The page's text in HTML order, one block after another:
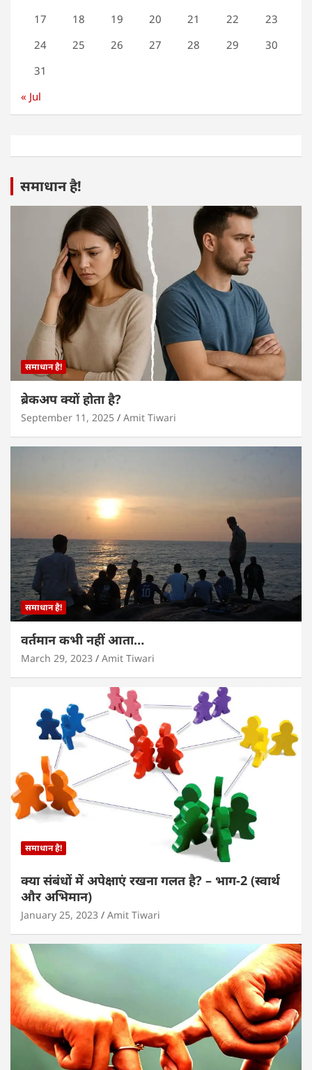
17
18 19 20 21 22
23
24
25 26 27 28 29
30
31
« Jul
समाधान है!
समाधान है!
ब्रेकअप क्यों होता है?
September 11, 2025 Amit Tiwari
समाधान है!
वर्तमान कभी नहीं आता…
March 29, 2023 Amit Tiwari
समाधान है!
क्या संबंधों में अपेक्षाएं रखना गलत है? – भाग-2 (स्वार्थ
और अभिमान)
January 25, 2023 Amit Tiwari